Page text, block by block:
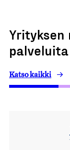
palveluita
Katso kaikki